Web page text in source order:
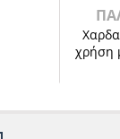
χρήση